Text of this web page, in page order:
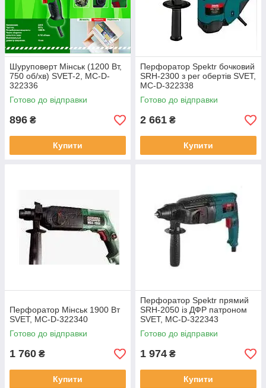
Шуруповерт Мінськ (1200 Вт,
750 об/хв) SVET-2, MC-D-
322336
Готово до відправки
896 ₴
Купити
Перфоратор Spektr бочковий
SRH-2300 з рег обертів SVET,
MC-D-322338
Готово до відправки
2 661 ₴
Купити
Перфоратор Мінськ 1900 Вт
SVET, MC-D-322340
Готово до відправки
1 760 ₴
Купити
Перфоратор Spektr прямий
SRH-2050 із ДФР патроном
SVET, MC-D-322343
Готово до відправки
1 974 ₴
Купити